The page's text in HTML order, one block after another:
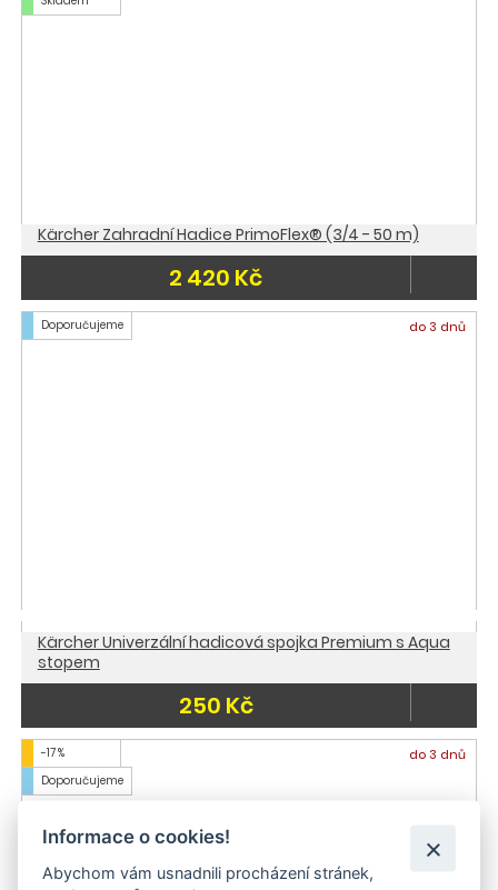
Kärcher Zahradní Hadice PrimoFlex® (3/4 - 50 m)
2 420 Kč
Doporučujeme do 3 dnů
Kärcher Univerzální hadicová spojka Premium s Aqua
stopem
250 Kč
-17 %
Doporučujeme
do 3 dnů
Informace o cookies!
Abychom vám usnadnili procházení stránek,